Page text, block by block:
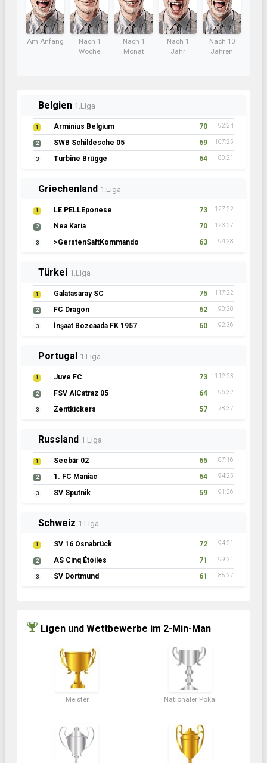
Am Anfang
Nach 1
Woche
Nach 1
Monat
Nach 1
Jahr
Nach 10
Jahren
Belgien 1.Liga
1 Arminius Belgium 70 92:24
2 SWB Schildesche 05 69 107:25
3 Turbine Brügge 64 80:21
Griechenland 1.Liga
1 LE PELLEponese 73 127:22
2 Nea Karia 70 123:27
3 >GerstenSaftKommando 63 94:28
Türkei 1.Liga
1 Galatasaray SC 75 117:22
2 FC Dragon 62 90:28
3 İnşaat Bozcaada FK 1957 60 92:36
Portugal 1.Liga
1 Juve FC 73 112:23
2 FSV AlCatraz 05 64 96:32
3 Zentkickers 57 78:37
Russland 1.Liga
1 Seebär 02 65 87:16
2 1. FC Maniac 64 94:25
3 SV Sputnik 59 91:26
Schweiz 1.Liga
1 SV 16 Osnabrück 72 94:21
2 AS Cinq Étoiles 71 99:21
3 SV Dortmund 61 85:27
Ligen und Wettbewerbe im 2-Min-Man
Meister Nationaler Pokal